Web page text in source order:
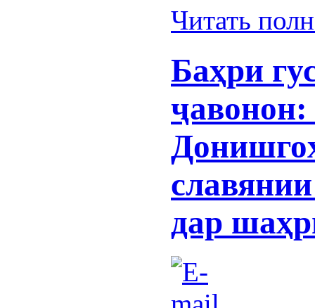
Читать
Баҳри
дар